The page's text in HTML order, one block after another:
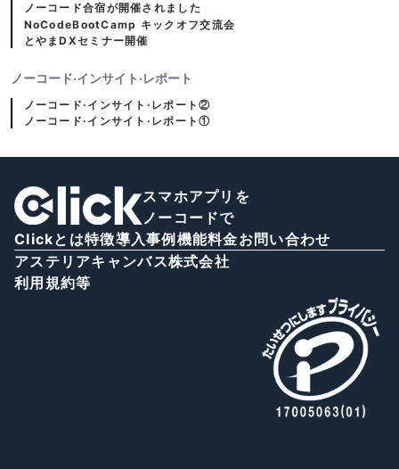
ノーコード合宿が開催されました
NoCodeBootCamp キックオフ交流会
とやまDXセミナー開催
ノーコード·インサイト·レポート
ノーコード·インサイト·レポート②
ノーコード·インサイト·レポート①
スマホアプリを
ノーコードで
Clickとは特徴導入事例機能料金お問い合わせ
アステリアキャンバス株式会社
利用規約等